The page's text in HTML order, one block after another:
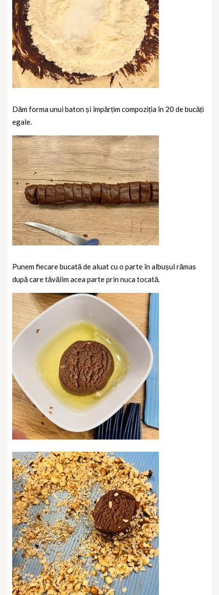
Dăm forma unui baton și împărțim compoziția în 20 de bucăți
egale.
Punem fiecare bucată de aluat cu o parte în albușul rămas
după care tăvălim acea parte prin nuca tocată.